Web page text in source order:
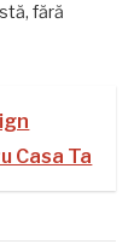
fără
Casa Ta